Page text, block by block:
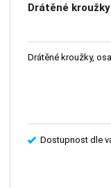
Drátěné
Drátěné kroužky,
Dostupnost dle